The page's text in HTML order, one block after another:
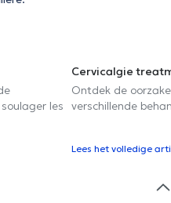
les
Cervicalgie
Ontdek de
verschillende
Lees het volledige